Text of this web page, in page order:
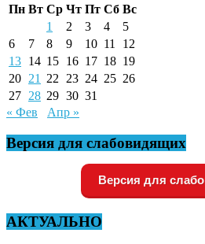
Пн Вт Ср Чт Пт Сб Вс
1
2 3 4
5
6
7 8 9 10 11
12
13 14 15 16 17 18 19
20 21 22 23 24 25 26
27 28 29 30 31
« Фев
Апр »
Версия для слабовидящих
Версия для
АКТУАЛЬНО